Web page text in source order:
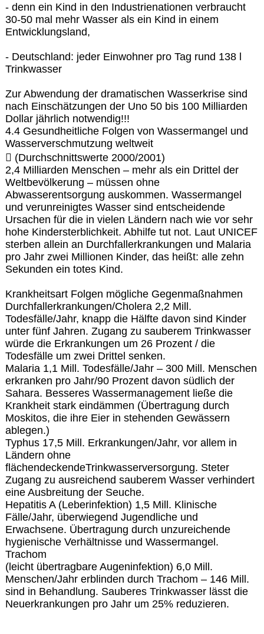
- denn ein Kind in den Industrienationen verbraucht
30-50 mal mehr Wasser als ein Kind in einem
Entwicklungsland,
- Deutschland: jeder Einwohner pro Tag rund 138 l
Trinkwasser
Zur Abwendung der dramatischen Wasserkrise sind
nach Einschätzungen der Uno 50 bis 100 Milliarden
Dollar jährlich notwendig!!!
4.4 Gesundheitliche Folgen von Wassermangel und
Wasserverschmutzung weltweit
 (Durchschnittswerte 2000/2001)
2,4 Milliarden Menschen – mehr als ein Drittel der
Weltbevölkerung – müssen ohne
Abwasserentsorgung auskommen. Wassermangel
und verunreinigtes Wasser sind entscheidende
Ursachen für die in vielen Ländern nach wie vor sehr
hohe Kindersterblichkeit. Abhilfe tut not. Laut UNICEF
sterben allein an Durchfallerkrankungen und Malaria
pro Jahr zwei Millionen Kinder, das heißt: alle zehn
Sekunden ein totes Kind.
Krankheitsart Folgen mögliche Gegenmaßnahmen
Durchfallerkrankungen/Cholera 2,2 Mill.
Todesfälle/Jahr, knapp die Hälfte davon sind Kinder
unter fünf Jahren. Zugang zu sauberem Trinkwasser
würde die Erkrankungen um 26 Prozent / die
Todesfälle um zwei Drittel senken.
Malaria 1,1 Mill. Todesfälle/Jahr – 300 Mill. Menschen
erkranken pro Jahr/90 Prozent davon südlich der
Sahara. Besseres Wassermanagement ließe die
Krankheit stark eindämmen (Übertragung durch
Moskitos, die ihre Eier in stehenden Gewässern
ablegen.)
Typhus 17,5 Mill. Erkrankungen/Jahr, vor allem in
Ländern ohne
flächendeckendeTrinkwasserversorgung. Steter
Zugang zu ausreichend sauberem Wasser verhindert
eine Ausbreitung der Seuche.
Hepatitis A (Leberinfektion) 1,5 Mill. Klinische
Fälle/Jahr, überwiegend Jugendliche und
Erwachsene. Übertragung durch unzureichende
hygienische Verhältnisse und Wassermangel.
Trachom
(leicht übertragbare Augeninfektion) 6,0 Mill.
Menschen/Jahr erblinden durch Trachom – 146 Mill.
sind in Behandlung. Sauberes Trinkwasser lässt die
Neuerkrankungen pro Jahr um 25% reduzieren.